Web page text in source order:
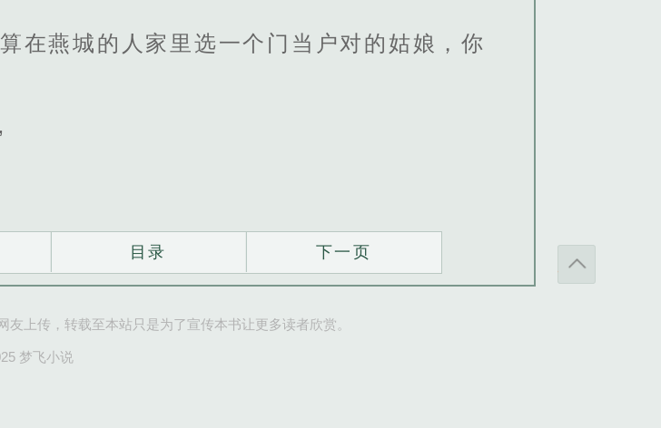
在燕城的人家里选一个门当户对的姑娘，你
目录 下一页
上传，转载至本站只是为了宣传本书让更多读者欣赏。
梦飞小说